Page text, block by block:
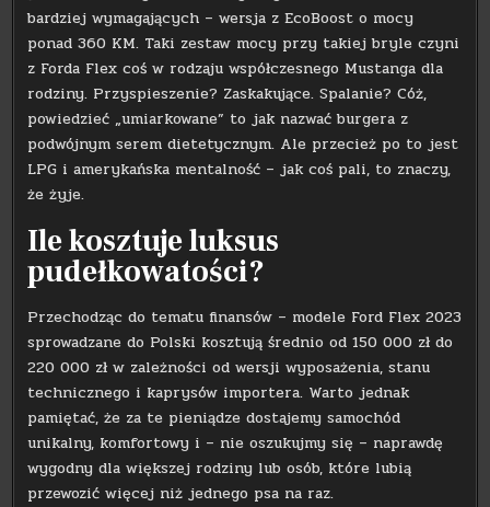
bardziej wymagających – wersja z EcoBoost o mocy
ponad 360 KM. Taki zestaw mocy przy takiej bryle czyni
z Forda Flex coś w rodzaju współczesnego Mustanga dla
rodziny. Przyspieszenie? Zaskakujące. Spalanie? Cóż,
powiedzieć „umiarkowane” to jak nazwać burgera z
podwójnym serem dietetycznym. Ale przecież po to jest
LPG i amerykańska mentalność – jak coś pali, to znaczy,
że żyje.
Ile kosztuje luksus
pudełkowatości?
Przechodząc do tematu finansów – modele Ford Flex 2023
sprowadzane do Polski kosztują średnio od 150 000 zł do
220 000 zł w zależności od wersji wyposażenia, stanu
technicznego i kaprysów importera. Warto jednak
pamiętać, że za te pieniądze dostajemy samochód
unikalny, komfortowy i – nie oszukujmy się – naprawdę
wygodny dla większej rodziny lub osób, które lubią
przewozić więcej niż jednego psa na raz.